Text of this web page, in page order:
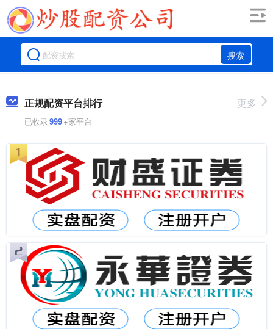
搜索
正规配资平台排行
已收录999+家平台
更多